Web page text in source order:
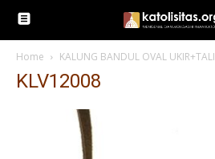
Home KALUNG BANDUL OVAL UKIR+TALI
KLV12008